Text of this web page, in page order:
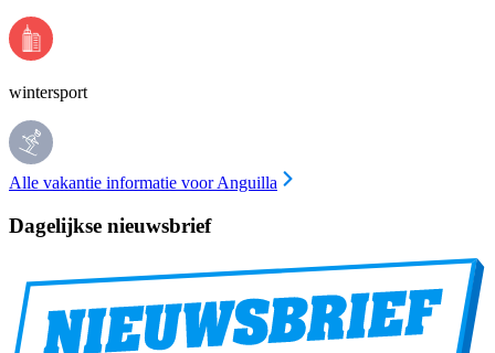
wintersport
Alle vakantie informatie voor Anguilla
Dagelijkse nieuwsbrief